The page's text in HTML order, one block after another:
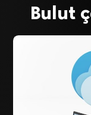
Bulut